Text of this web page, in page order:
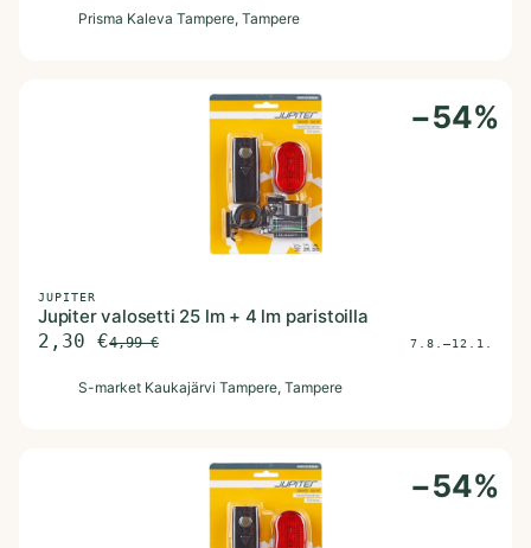
Prisma Kaleva Tampere, Tampere
−54%
JUPITER
Jupiter valosetti 25 lm + 4 lm paristoilla
2,30 €4,99€ 7.8.–12.1.
S-market Kaukajärvi Tampere, Tampere
−54%